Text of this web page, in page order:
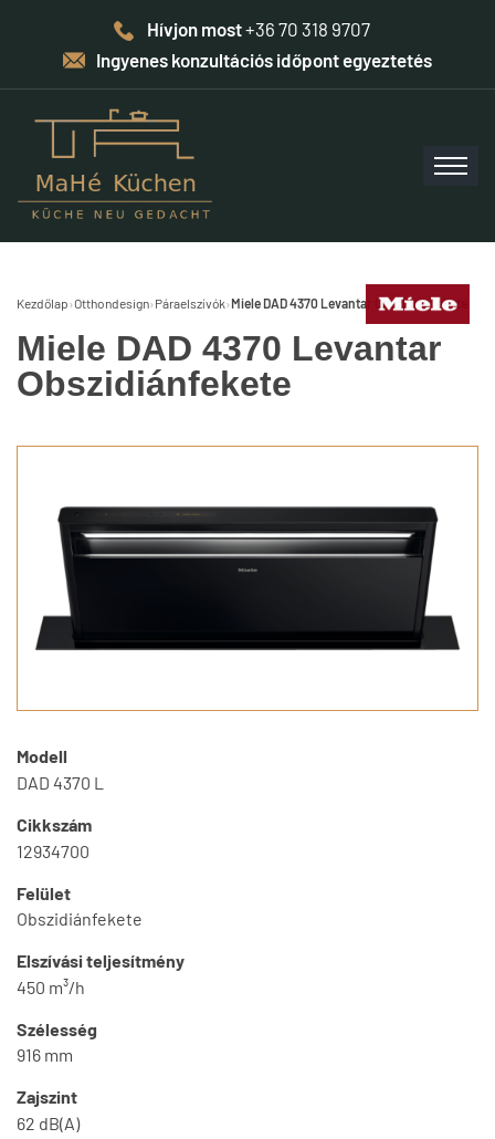
Hívjon most+36 70 318 9707
Ingyenes konzultációs időpont egyeztetés
Kezdőlap›Otthondesign› Páraelszívók›Miele DAD 4370 Levantar Obszidiánfekete
Miele DAD 4370 Levantar
Obszidiánfekete
Modell
DAD 4370 L
Cikkszám
12934700
Felület
Obszidiánfekete
Elszívási teljesítmény
450 m³/h
Szélesség
916 mm
Zajszint
62 dB(A)